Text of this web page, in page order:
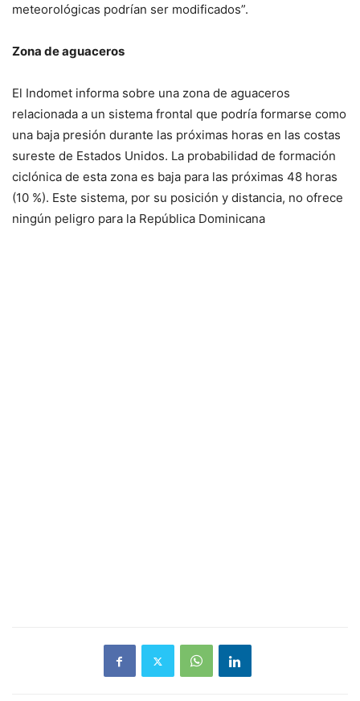
meteorológicas podrían ser modificados”.
Zona de aguaceros
El Indomet informa sobre una zona de aguaceros
relacionada a un sistema frontal que podría formarse como
una baja presión durante las próximas horas en las costas
sureste de Estados Unidos. La probabilidad de formación
ciclónica de esta zona es baja para las próximas 48 horas
(10 %). Este sistema, por su posición y distancia, no ofrece
ningún peligro para la República Dominicana